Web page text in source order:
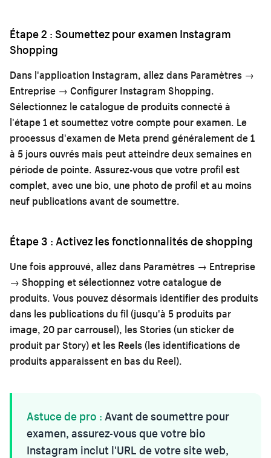
Étape 2 : Soumettez pour examen Instagram
Shopping
Dans l'application Instagram, allez dans Paramètres →
Entreprise → Configurer Instagram Shopping.
Sélectionnez le catalogue de produits connecté à
l'étape 1 et soumettez votre compte pour examen. Le
processus d'examen de Meta prend généralement de 1
à 5 jours ouvrés mais peut atteindre deux semaines en
période de pointe. Assurez-vous que votre profil est
complet, avec une bio, une photo de profil et au moins
neuf publications avant de soumettre.
Étape 3 : Activez les fonctionnalités de shopping
Une fois approuvé, allez dans Paramètres → Entreprise
→ Shopping et sélectionnez votre catalogue de
produits. Vous pouvez désormais identifier des produits
dans les publications du fil (jusqu'à 5 produits par
image, 20 par carrousel), les Stories (un sticker de
produit par Story) et les Reels (les identifications de
produits apparaissent en bas du Reel).
Astuce de pro : Avant de soumettre pour
examen, assurez-vous que votre bio
Instagram inclut l'URL de votre site web,